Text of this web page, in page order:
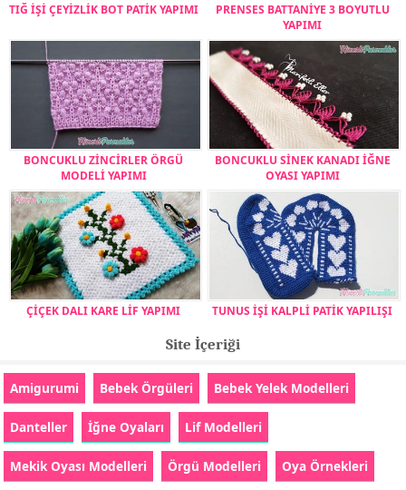
TIĞ İŞİ ÇEYİZLİK BOT PATİK YAPIMI
PRENSES BATTANİYE 3 BOYUTLU
YAPIMI
BONCUKLU ZİNCİRLER ÖRGÜ
MODELİ YAPIMI
BONCUKLU SİNEK KANADI İĞNE
OYASI YAPIMI
ÇİÇEK DALI KARE LİF YAPIMI TUNUS İŞİ KALPLİ PATİK YAPILIŞI
Site İçeriği
Amigurumi Bebek Örgüleri Bebek Yelek Modelleri
Danteller İğne Oyaları Lif Modelleri
Mekik Oyası Modelleri Örgü Modelleri Oya Örnekleri